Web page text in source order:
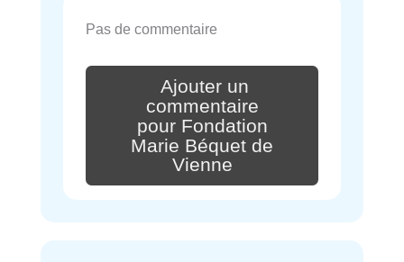
Pas de commentaire
Ajouter un
commentaire
pour Fondation
Marie Béquet de
Vienne